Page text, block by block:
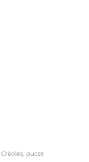
Créoles, puces